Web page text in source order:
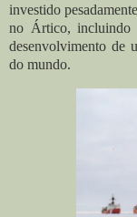
investido
no Ártico, incluindo
desenvolvimento de
do mundo.